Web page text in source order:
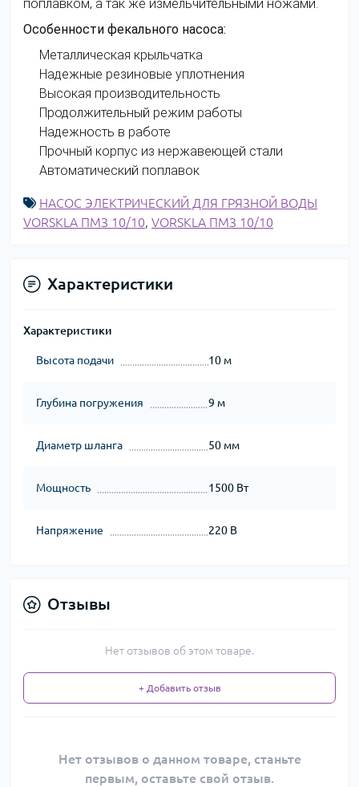
поплавком, а так же измельчительными ножами.
Особенности фекального насоса:
Металлическая крыльчатка
Надежные резиновые уплотнения
Высокая производительность
Продолжительный режим работы
Надежность в работе
Прочный корпус из нержавеющей стали
Автоматический поплавок
НАСОС ЭЛЕКТРИЧЕСКИЙ ДЛЯ ГРЯЗНОЙ ВОДЫ
VORSKLA ПМЗ 10/10, VORSKLA ПМЗ 10/10
Характеристики
Характеристики
Высота подачи 10 м
Глубина погружения 9 м
Диаметр шланга 50 мм
Мощность 1500 Вт
Напряжение 220 В
Отзывы
Нет отзывов об этом товаре.
+ Добавить отзыв
Нет отзывов о данном товаре, станьте
первым, оставьте свой отзыв.